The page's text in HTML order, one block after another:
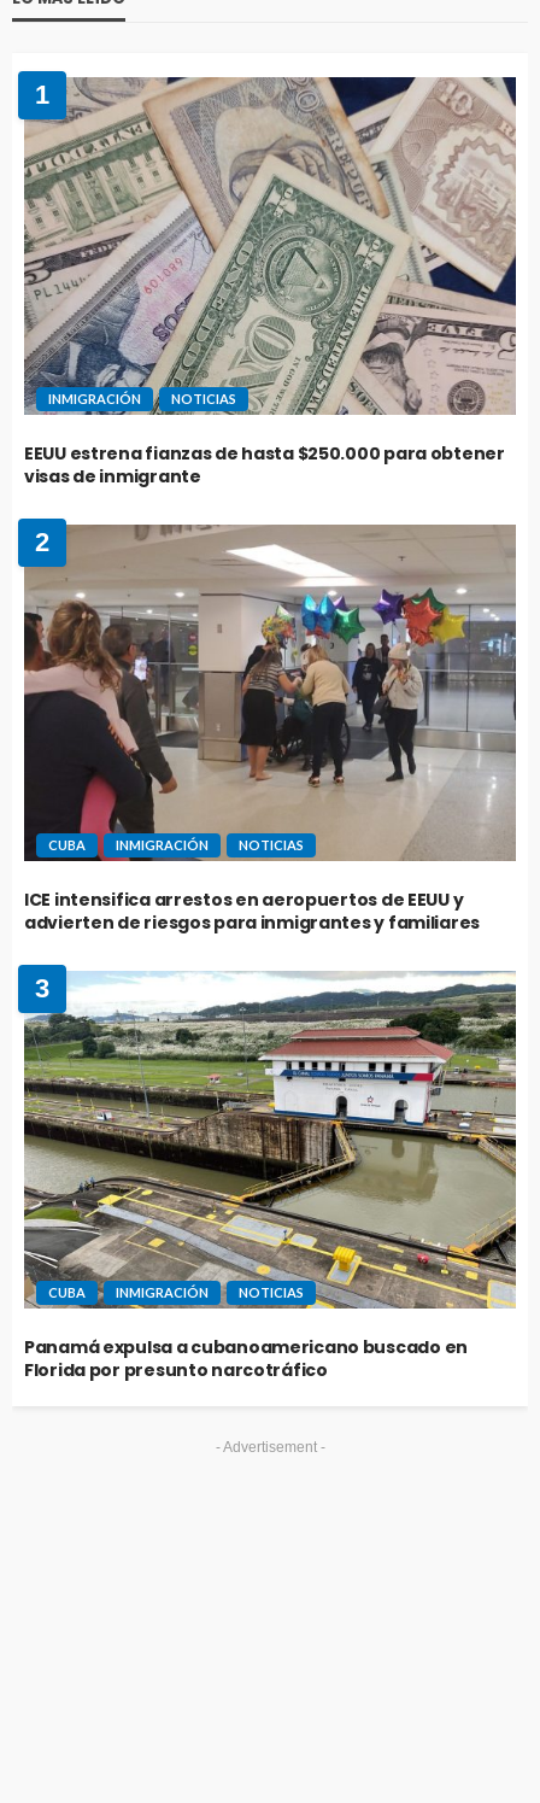
1
INMIGRACIÓN NOTICIAS
EEUU estrena fianzas de hasta $250.000 para obtener
visas de inmigrante
2
CUBA INMIGRACIÓN NOTICIAS
ICE intensifica arrestos en aeropuertos de EEUU y
advierten de riesgos para inmigrantes y familiares
3
CUBA INMIGRACIÓN NOTICIAS
Panamá expulsa a cubanoamericano buscado en
Florida por presunto narcotráfico
- Advertisement -